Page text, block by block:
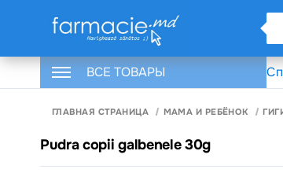
ВСЕ ТОВАРЫ
ГЛАВНАЯ СТРАНИЦА МАМА И РЕБЁНОК
Pudra copii galbenele 30g